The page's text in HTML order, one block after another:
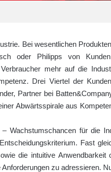
Bei wesentlichen
oder Philipps von
mehr auf die
Drei Viertel der
Partner bei
Abwärtsspirale aus
Wachstumschancen für die
Fast
die intuitive
zu adressieren.